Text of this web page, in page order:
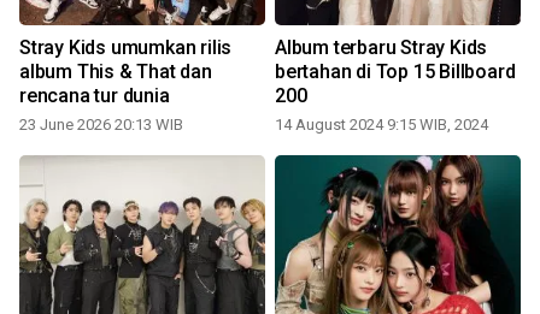
Stray Kids umumkan rilis
album This & That dan
rencana tur dunia
23 June 2026 20:13 WIB
Album terbaru Stray Kids
bertahan di Top 15 Billboard
200
14 August 2024 9:15 WIB, 2024